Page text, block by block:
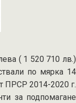
( 1 520 710 лв.)
по мярка 14
ПРСР 2014-2020 г.
за подпомагане